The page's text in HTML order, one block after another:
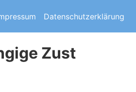
Datenschutzerklärung
Zust